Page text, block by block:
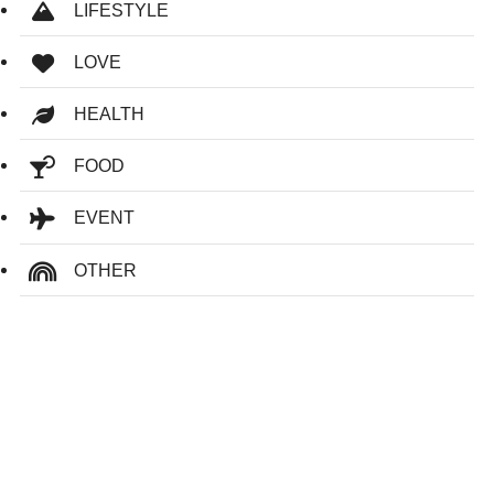
LIFESTYLE
LOVE
HEALTH
FOOD
EVENT
OTHER